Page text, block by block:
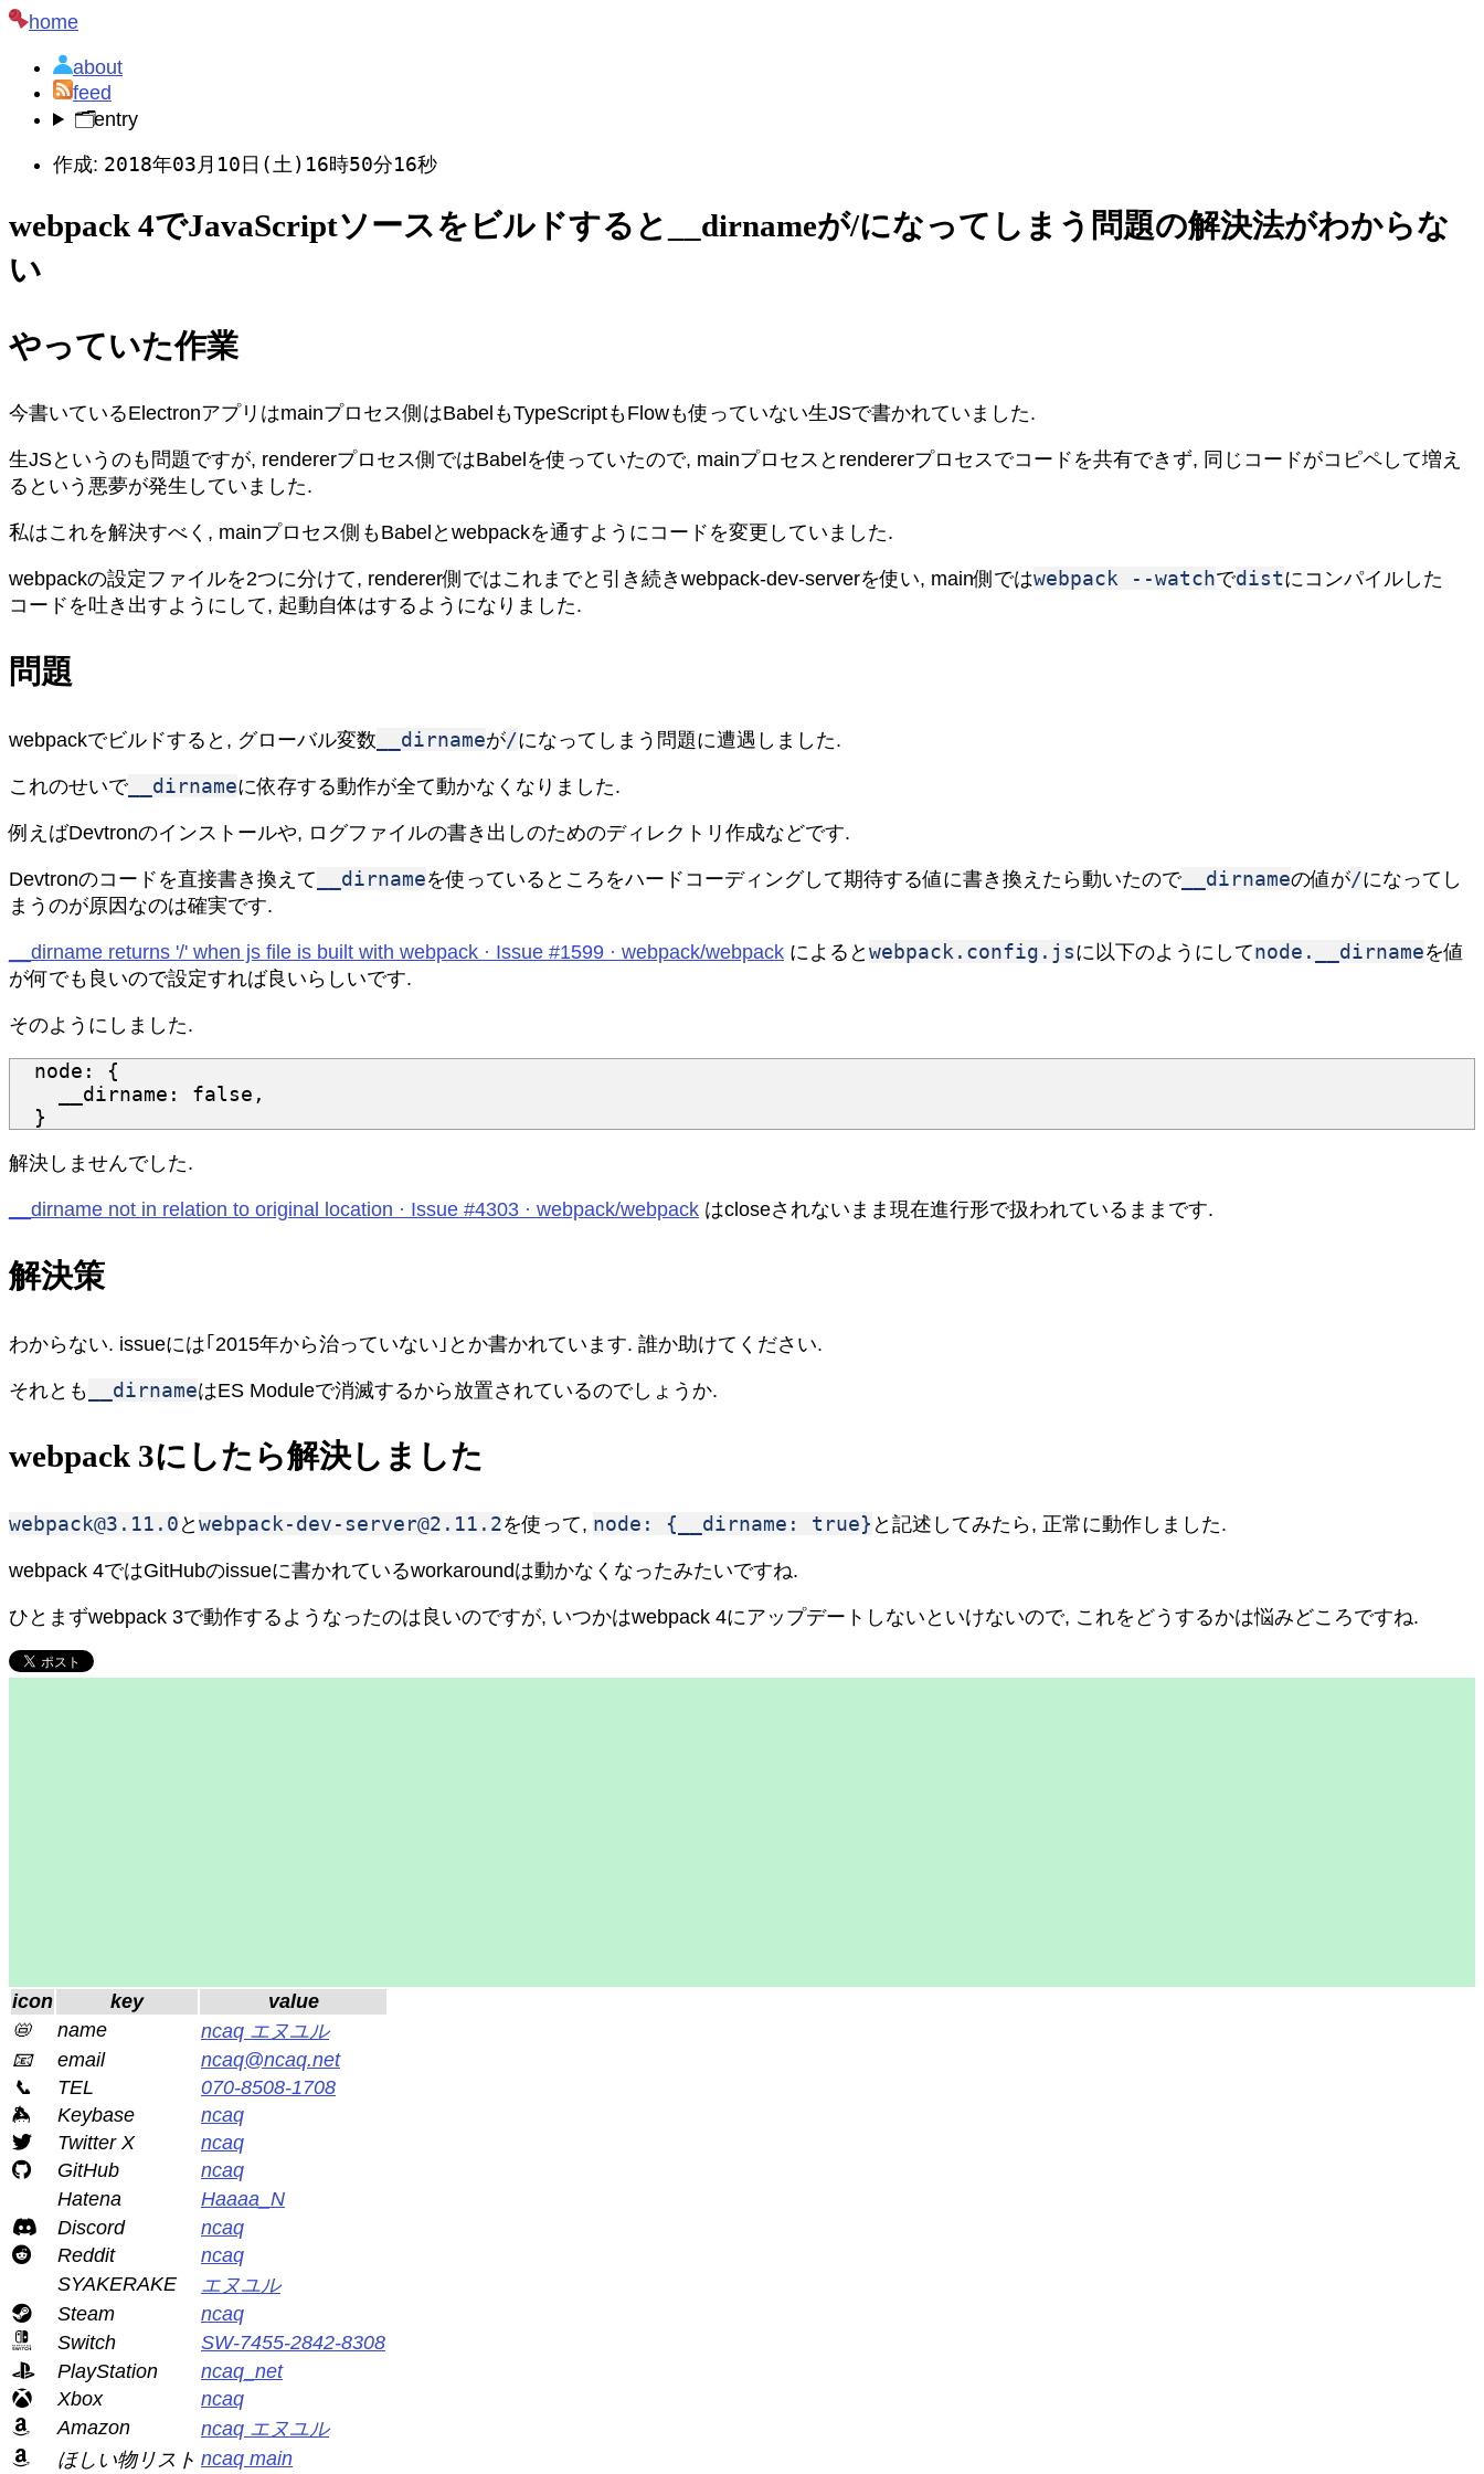
home
about
feed
🗂️entry
作成: 2018年03月10日(土)16時50分16秒
webpack 4でJavaScriptソースをビルドすると__dirnameが/になってしまう問題の解決法がわからな
い
やっていた作業
今書いているElectronアプリはmainプロセス側はBabelもTypeScriptもFlowも使っていない生JSで書かれていました.
生JSというのも問題ですが, rendererプロセス側ではBabelを使っていたので, mainプロセスとrendererプロセスでコードを共有できず, 同じコードがコピペして増え
るという悪夢が発生していました.
私はこれを解決すべく, mainプロセス側もBabelとwebpackを通すようにコードを変更していました.
webpackの設定ファイルを2つに分けて, renderer側ではこれまでと引き続きwebpack-dev-serverを使い, main側ではwebpack --watchでdistにコンパイルした
コードを吐き出すようにして, 起動自体はするようになりました.
問題
webpackでビルドすると, グローバル変数 __dirnameが/になってしまう問題に遭遇しました.
これのせいで __dirnameに依存する動作が全て動かなくなりました.
例えばDevtronのインストールや, ログファイルの書き出しのためのディレクトリ作成などです.
Devtronのコードを直接書き換えて __dirnameを使っているところをハードコーディングして期待する値に書き換えたら動いたので __dirnameの値が/になってし
まうのが原因なのは確実です.
__dirname returns '/' when js file is built with webpack · Issue #1599 · webpack/webpack によると webpack.config.jsに以下のようにしてnode.__dirnameを値
が何でも良いので設定すれば良いらしいです.
そのようにしました.
node :
{
__dirname : false ,
}
解決しませんでした.
__dirname not in relation to original location · Issue #4303 · webpack/webpack はcloseされないまま現在進行形で扱われているままです.
解決策
わからない. issueには｢2015年から治っていない｣とか書かれています. 誰か助けてください.
それとも __dirnameはES Moduleで消滅するから放置されているのでしょうか.
webpack 3にしたら解決しました
webpack@3.11.0 と webpack-dev-server@2.11.2を使って, node: {__dirname: true} と記述してみたら, 正常に動作しました.
webpack 4ではGitHubのissueに書かれているworkaroundは動かなくなったみたいですね.
ひとまずwebpack 3で動作するようなったのは良いのですが, いつかはwebpack 4にアップデートしないといけないので, これをどうするかは悩みどころですね.
icon key
value
📛
name
ncaq エヌユル
📧
email
ncaq@ncaq.net
📞
TEL
070-8508-1708
Keybase
ncaq
Twitter X
ncaq
GitHub
ncaq
Hatena
Haaaa_N
Discord
ncaq
Reddit
ncaq
SYAKERAKE
エヌユル
Steam
ncaq
Switch
SW-7455-2842-8308
PlayStation
ncaq_net
Xbox
ncaq
Amazon
ncaq エヌユル
ほしい物リスト ncaq main